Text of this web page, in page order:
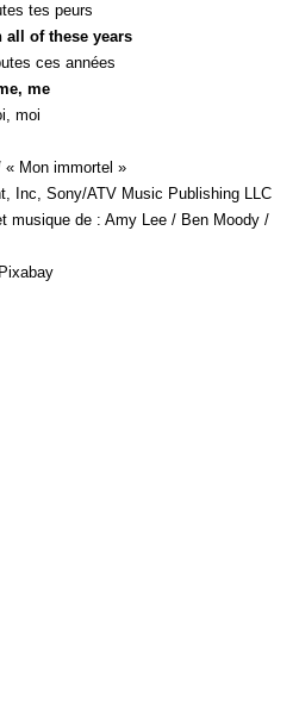
tes peurs
of these years
ces années
me
moi
« Mon immortel »
Inc, Sony/ATV Music Publishing LLC
musique de : Amy Lee / Ben Moody /